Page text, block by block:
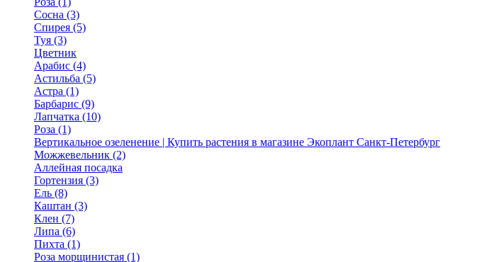
Сосна (3)
Спирея (5)
Туя (3)
Цветник
Арабис (4)
Астильба (5)
Астра (1)
Барбарис (9)
Лапчатка (10)
Роза (1)
Вертикальное озеленение | Купить растения в магазине Экоплант Санкт-Петербург
Можжевельник (2)
Аллейная посадка
Гортензия (3)
Ель (8)
Каштан (3)
Клен (7)
Липа (6)
Пихта (1)
Роза морщинистая (1)